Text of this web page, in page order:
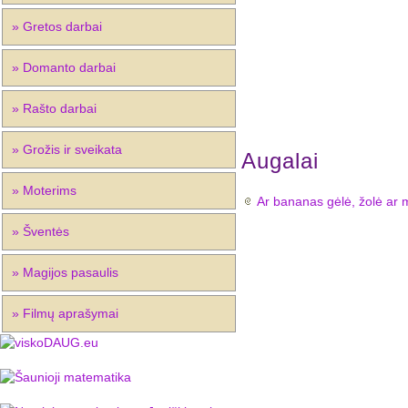
» Gretos darbai
» Domanto darbai
» Rašto darbai
» Grožis ir sveikata
» Moterims
» Šventės
» Magijos pasaulis
» Filmų aprašymai
Augalai
Ar bananas gėlė, žolė ar